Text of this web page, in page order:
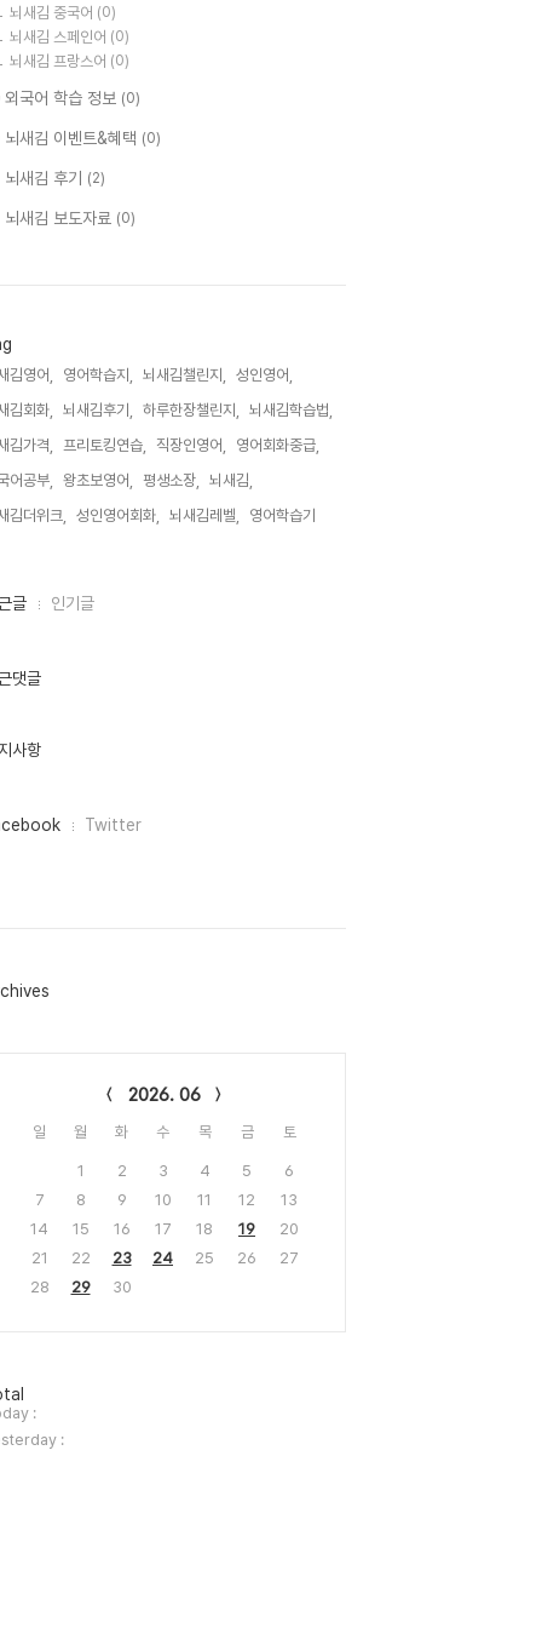
뇌새김 중국어 (0)
뇌새김 스페인어 (0)
뇌새김 프랑스어 (0)
외국어 학습 정보 (0)
뇌새김 이벤트&혜택 (0)
새김 후기 (2)
새김 보도자료 (0)
김영어, 영어학습지, 뇌새김챌린지,
성인영어,
김회화,
뇌새김후기, 하루한장챌린지,
뇌새김학습법,
김가격,
프리토킹연습, 직장인영어,
영어회화중급,
어공부,
왕초보영어, 평생소장,
뇌새김,
김더위크,
성인영어회화, 뇌새김레벨, 영어학습기,
글 인기글
댓글
사항
Twitter
2026. 06
일 월 화 수 목 금 토
1 2 3 4 5
6
7
8 9 10 11 12
13
14
15 16 17 18 19
20
21
22 23 24 25 26
27
28
29 30
:
: